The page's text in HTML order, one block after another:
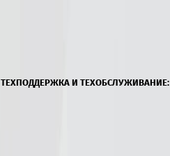
ТЕХПОДДЕРЖКА И ТЕХОБСЛУЖИВАНИЕ: